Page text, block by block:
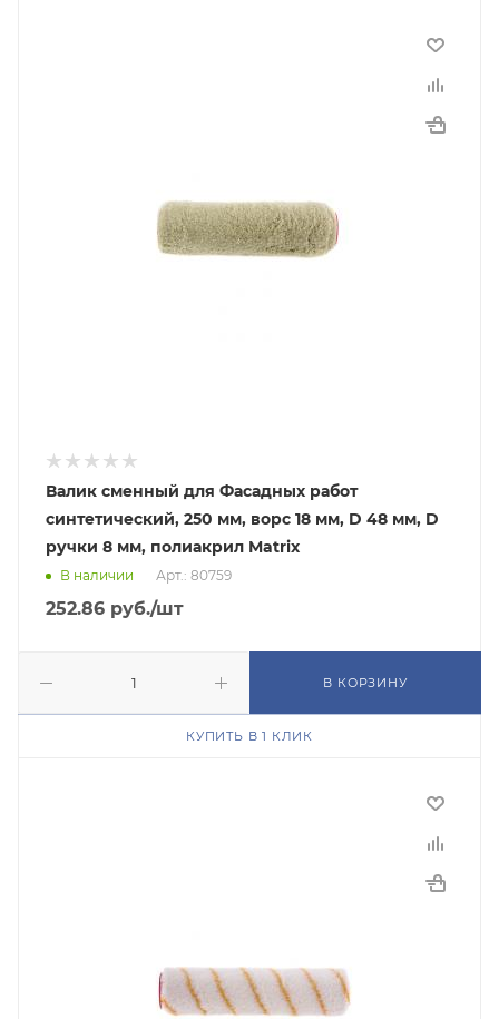
Валик сменный для Фасадных работ
синтетический, 250 мм, ворс 18 мм, D 48 мм, D
ручки 8 мм, полиакрил Matrix
В наличии Арт.: 80759
252.86 руб./шт
В КОРЗИНУ
КУПИТЬ В 1 КЛИК